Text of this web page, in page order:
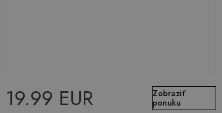
19.99 EUR
Zobraziť
ponuku